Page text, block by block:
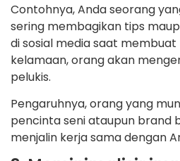
Contohnya, Anda seorang
sering membagikan tips
di sosial media saat membuat
kelamaan, orang akan
pelukis.
Pengaruhnya, orang yang
pencinta seni ataupun brand
menjalin kerja sama dengan